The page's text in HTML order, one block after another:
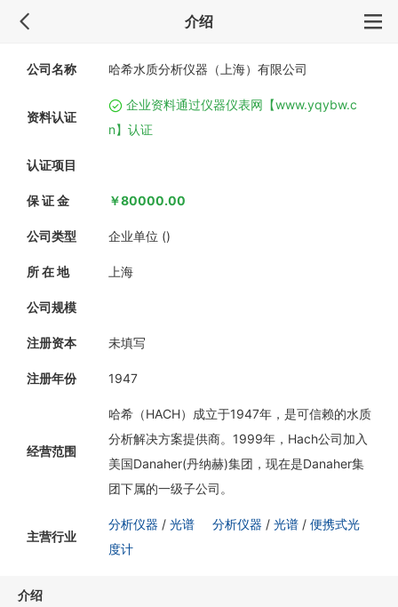
介绍
公司名称 哈希水质分析仪器（上海）有限公司
资料认证
企业资料通过仪器仪表网【www.yqybw.c
n】认证
认证项目
保 证 金 ￥80000.00
公司类型 企业单位 ()
所 在 地 上海
公司规模
注册资本 未填写
注册年份 1947
经营范围
哈希（HACH）成立于1947年，是可信赖的水质
分析解决方案提供商。1999年，Hach公司加入
美国Danaher(丹纳赫)集团，现在是Danaher集
团下属的一级子公司。
主营行业
分析仪器 / 光谱 分析仪器 / 光谱 / 便携式光
度计
介绍